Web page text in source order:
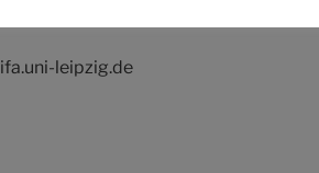
evaluiert werden.
leipzig.de